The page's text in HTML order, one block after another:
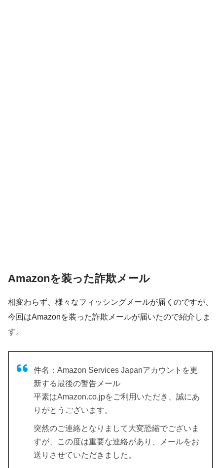
Amazonを装った詐欺メール
相変わらず、様々なフィッシングメールが届くのですが、
今回はAmazonを装った詐欺メールが届いたので紹介しま
す。
件名：Amazon Services Japanアカウントを更
新する最後の警告メール
平素はAmazon.co.jpをご利用いただき、誠にあ
りがとうございます。
突然のご連絡となりまして大変恐縮でございま
すが、この度は重要な連絡があり、メールをお
送りさせていただきました。